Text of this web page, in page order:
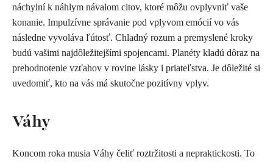
náchylní k náhlym návalom citov, ktoré môžu ovplyvniť vaše
konanie. Impulzívne správanie pod vplyvom emócií vo vás
následne vyvoláva ľútosť. Chladný rozum a premyslené kroky
budú vašimi najdôležitejšími spojencami. Planéty kladú dôraz na
prehodnotenie vzťahov v rovine lásky i priateľstva. Je dôležité si
uvedomiť, kto na vás má skutočne pozitívny vplyv.
Váhy
Koncom roka musia Váhy čeliť roztržitosti a nepraktickosti. To